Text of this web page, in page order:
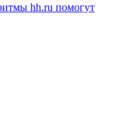
hh.ru помогут